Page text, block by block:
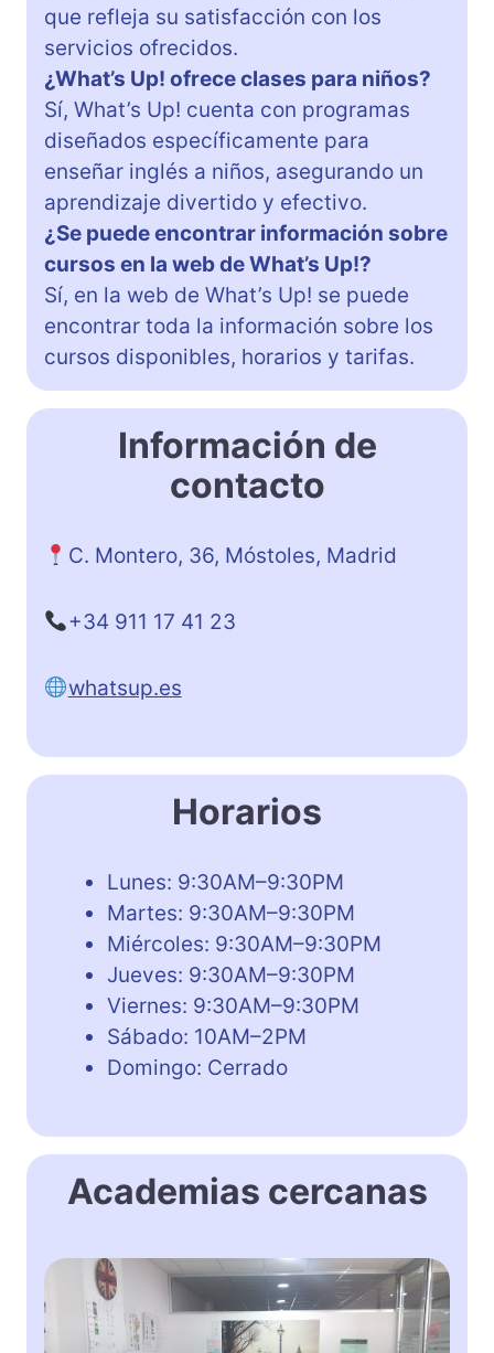
que refleja su satisfacción con los
servicios ofrecidos.
¿What’s Up! ofrece clases para niños?
Sí, What’s Up! cuenta con programas
diseñados específicamente para
enseñar inglés a niños, asegurando un
aprendizaje divertido y efectivo.
¿Se puede encontrar información sobre
cursos en la web de What’s Up!?
Sí, en la web de What’s Up! se puede
encontrar toda la información sobre los
cursos disponibles, horarios y tarifas.
Información de
contacto
C. Montero, 36, Móstoles, Madrid
+34 911 17 41 23
whatsup.es
Horarios
Lunes: 9:30AM–9:30PM
Martes: 9:30AM–9:30PM
Miércoles: 9:30AM–9:30PM
Jueves: 9:30AM–9:30PM
Viernes: 9:30AM–9:30PM
Sábado: 10AM–2PM
Domingo: Cerrado
Academias cercanas
E
n
g